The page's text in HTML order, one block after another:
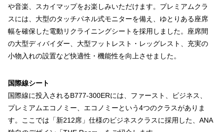
や音楽、スカイマップをお楽しみいただけます。プレミアムクラ
スには、大型のタッチパネル式モニターを備え、ゆとりある座席
幅を確保した電動リクライニングシートを採用しました。座席間
の大型ディバイダー、大型フットレスト・レッグレスト、充実の
小物入れの設置など快適性・機能性を向上させました。
国際線シート
国際線に投入されるB777-300ERには、ファースト、ビジネス、
プレミアムエコノミー、エコノミーという4つのクラスがありま
す。ここでは「新212席」仕様のビジネスクラスに採用した、ANA